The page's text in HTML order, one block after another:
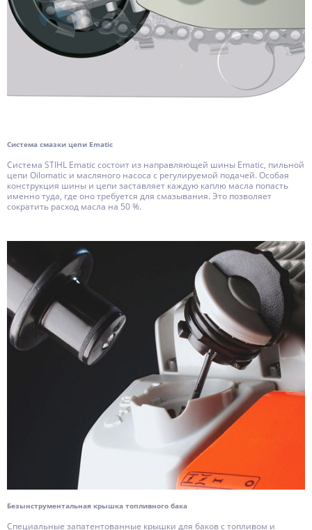
Система смазки цепи Ematic
Система STIHL Ematic состоит из направляющей шины Ematic, пильной
цепи Oilomatic и масляного насоса с регулируемой подачей. Особая
конструкция шины и цепи заставляет каждую каплю масла попасть
именно туда, где оно требуется для смазывания. Это позволяет
сократить расход масла на 50 %.
Безынструментальная крышка топливного бака
Специальные запатентованные крышки для баков с топливом и